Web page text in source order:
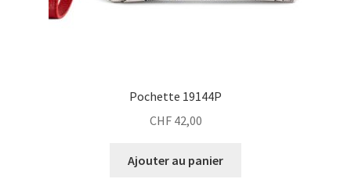
Pochette 19144P
CHF42,00
Ajouter au panier